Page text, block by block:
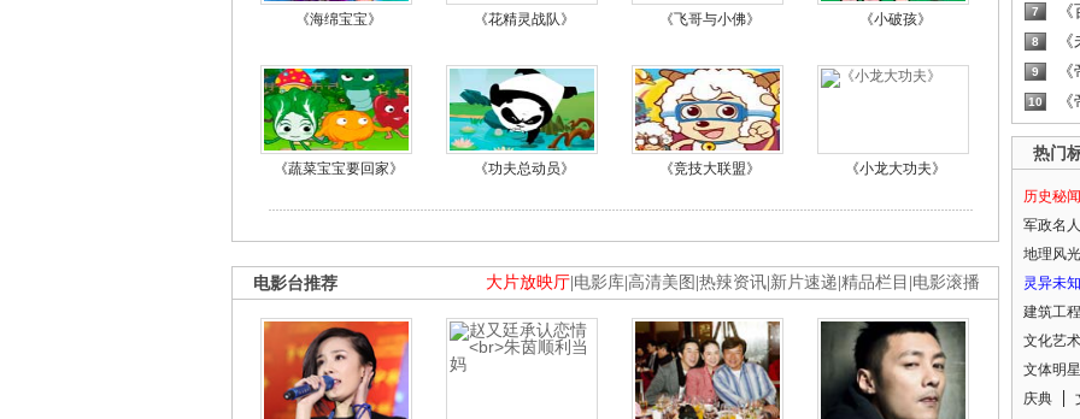
《海绵宝宝》 《花精灵战队》 《飞哥与小佛》 《小破孩》
《蔬菜宝宝要回家》 《功夫总动员》 《竞技大联盟》 《小龙大功夫》
大片放映厅 电影库 高清美图 热辣资讯 新片速递 精品栏目 电影滚播
电影台推荐
7
8
9
10
热门
历史秘闻
军政名人
地理风光
灵异未知
建筑工程
文化艺术
文体明星
庆典